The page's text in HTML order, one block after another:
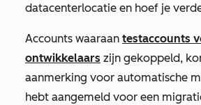
datacenterlocatie en hoef je
Accounts waaraan testaccounts
ontwikkelaars zijn gekoppeld,
aanmerking voor automatische
hebt aangemeld voor een